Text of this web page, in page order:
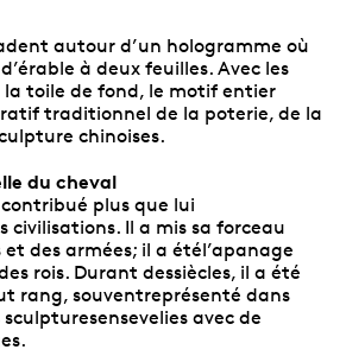
autour d’un hologramme où
à deux feuilles. Avec les
toile de fond, le motif entier
traditionnel de la poterie, de la
chinoises.
du cheval
plus que lui
civilisations. Il a mis sa forceau
des armées; il a étél’apanage
rois. Durant dessiècles, il a été
rang, souventreprésenté dans
avec de